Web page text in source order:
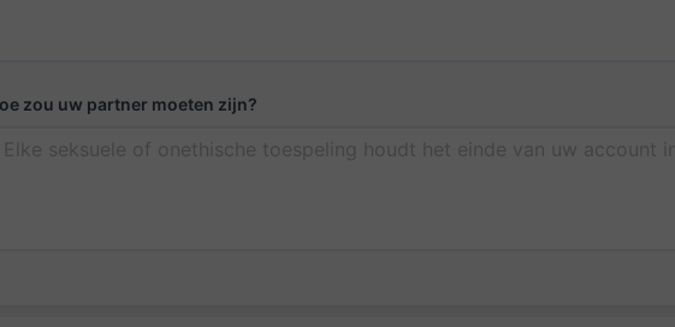
zou uw partner moeten zijn?